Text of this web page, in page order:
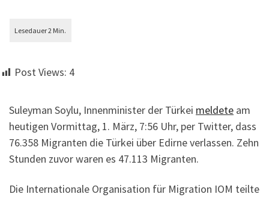
Post Views: 4
Suleyman Soylu, Innenminister der Türkei meldete am
heutigen Vormittag, 1. März, 7:56 Uhr, per Twitter, dass
76.358 Migranten die Türkei über Edirne verlassen. Zehn
Stunden zuvor waren es 47.113 Migranten.
Die Internationale Organisation für Migration IOM teilte